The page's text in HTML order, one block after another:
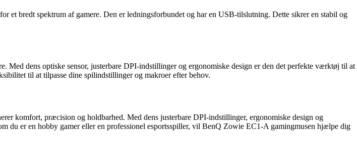
bredt spektrum af gamere. Den er ledningsforbundet og har en USB-tilslutning. Dette sikrer en stabil og
dens optiske sensor, justerbare DPI-indstillinger og ergonomiske design er den det perfekte værktøj til at
til at tilpasse dine spilindstillinger og makroer efter behov.
komfort, præcision og holdbarhed. Med dens justerbare DPI-indstillinger, ergonomiske design og
du er en hobby gamer eller en professionel esportsspiller, vil BenQ Zowie EC1-A gamingmusen hjælpe dig